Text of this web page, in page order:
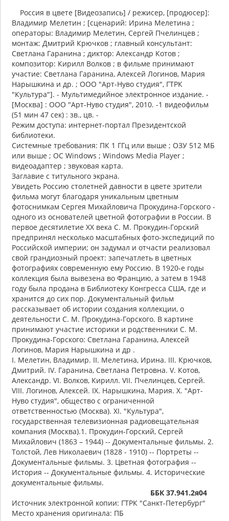
Россия в цвете [Видеозапись] / режисер, [продюсер]:
Владимир Мелетин ; [сценарий: Ирина Мелетина ;
операторы: Владимир Мелетин, Сергей Пчелинцев ;
монтаж: Дмитрий Крючков ; главный консультант:
Светлана Гаранина ; диктор: Александр Котов ;
композитор: Кирилл Волков ; в фильме принимают
участие: Светлана Гаранина, Алексей Логинов, Мария
Нарышкина и др. ; ООО "Арт-Нуво студия", ГТРК
"Культура"]. - Мультимедийное электронное издание. -
[Москва] : ООО "Арт-Нуво студия", 2010. -1 видеофильм
(51 мин 47 сек) : зв., цв. -
Режим доступа: интернет-портал Президентской
библиотеки.
Системные требования: ПК 1 ГГц или выше ; ОЗУ 512 МБ
или выше ; ОС Windows ; Windows Media Player ;
видеоадаптер ; звуковая карта.
Заглавие с титульного экрана.
Увидеть Россию столетней давности в цвете зрители
фильма могут благодаря уникальным цветным
фотоснимкам Сергея Михайловича Прокудина-Горского -
одного из основателей цветной фотографии в России. В
первое десятилетие XX века С. М. Прокудин-Горский
предпринял несколько масштабных фото-экспедиций по
Российской империи; он задумал и отчасти реализовал
свой грандиозный проект: запечатлеть в цветных
фотографиях современную ему Россию. В 1920-е годы
коллекция была вывезена во Францию, а затем в 1948
году была продана в Библиотеку Конгресса США, где и
хранится до сих пор. Документальный фильм
рассказывает об истории создания коллекции, о
деятельности С. М. Прокудина-Горского. В картине
принимают участие историки и родственники С. М.
Прокудина-Горского: Светлана Гаранина, Алексей
Логинов, Мария Нарышкина и др .
I. Мелетин, Владимир. II. Мелетина, Ирина. III. Крючков,
Дмитрий. IV. Гаранина, Светлана Петровна. V. Котов,
Александр. VI. Волков, Кирилл. VII. Пчелинцев, Сергей.
VIII. Логинов, Алексей. IX. Нарышкина, Мария. X. "Арт-
Нуво студия", общество с ограниченной
ответственностью (Москва). XI. "Культура",
государственная телевизионная радиовещательная
компания (Москва).1. Прокудин-Горский, Сергей
Михайлович (1863 – 1944) -- Документальные фильмы. 2.
Толстой, Лев Николаевич (1828 - 1910) -- Портреты --
Документальные фильмы. 3. Цветная фотография --
История -- Документальные фильмы. 4. Исторические
документальные фильмы.
ББК 37.941.2я04
Источник электронной копии: ГТРК "Санкт-Петербург"
Место хранения оригинала: ПБ